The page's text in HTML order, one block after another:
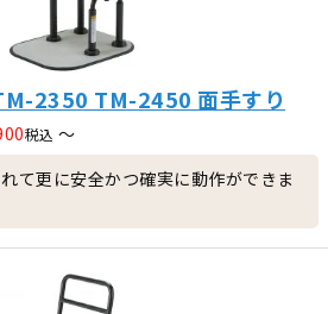
2350 TM-2450 面手すり
税込 〜
て更に安全かつ確実に動作ができま